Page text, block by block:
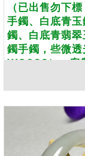
（已出售勿下
手鐲、白底青
鐲、白底青翡
鐲手鐲，些微
WG029）。客